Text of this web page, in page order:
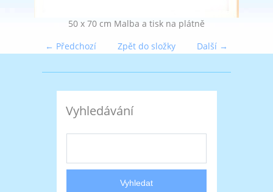
50 x 70 cm Malba a tisk na plátně
← Předchozí
Další →
Zpět do složky
Vyhledávání